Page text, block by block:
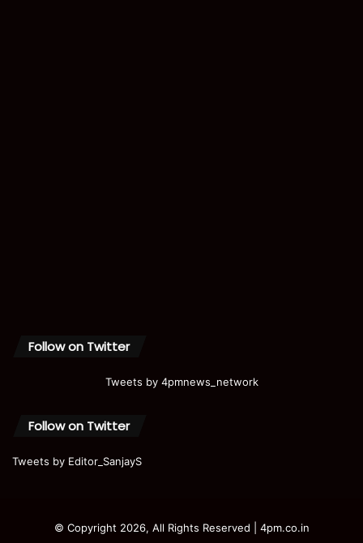
Follow on Twitter
Tweets by 4pmnews_network
Follow on Twitter
Tweets by Editor_SanjayS
© Copyright 2026, All Rights Reserved | 4pm.co.in